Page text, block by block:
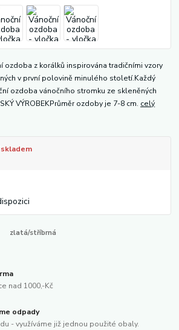
ozdoba z korálků inspirována tradičními vzory
v první polovině minulého století.Každý
ozdoba vánočního stromku ze skleněných
VÝROBEKPrůměr ozdoby je 7-8 cm. celý
skladem
zlatá/stříbrná
nad 1000,-Kč
odpady
- využíváme již jednou použité obaly.